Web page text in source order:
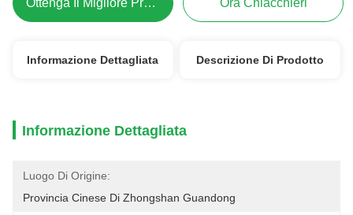
Ottenga Il Migliore Prezzo Ora Chiacchieri
Informazione Dettagliata Descrizione Di Prodotto
Informazione Dettagliata
Luogo Di Origine:
Provincia Cinese Di Zhongshan Guandong